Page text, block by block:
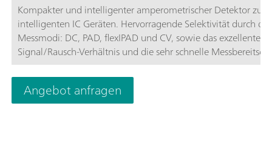
Kompakter und intelligenter amperometrischer Detektor zu
intelligenten IC Geräten. Hervorragende Selektivität durch
Messmodi: DC, PAD, flexIPAD und CV, sowie das exzellente
Signal/Rausch-Verhältnis und die sehr schnelle
garantieren höchste Präzision der Messung.
Angebot anfragen